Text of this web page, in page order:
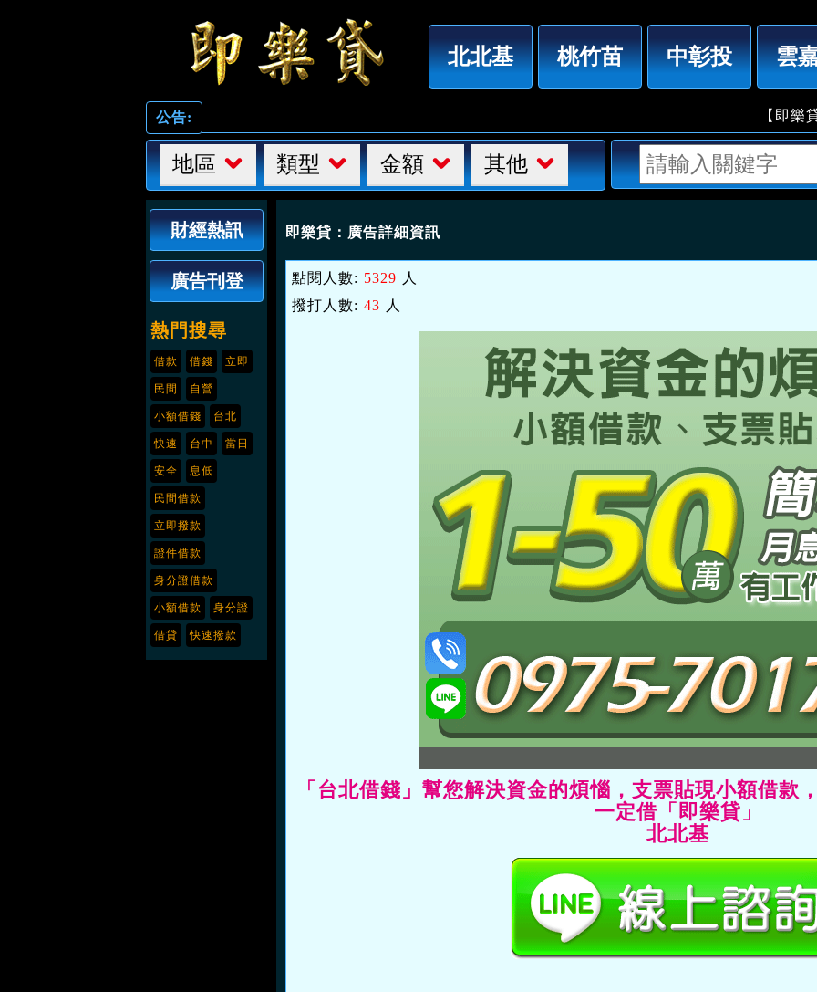
「台北借錢」幫您解決資金的煩惱，支票貼現小額借款
北北基 桃竹苗 中彰投 雲
公告: 【即樂貸】
地區 類型 金額 其他
財經熱訊
廣告刊登
熱門搜尋
借款 借錢 立即
民間 自營
小額借錢 台北
快速 台中 當日
安全 息低
民間借款
立即撥款
證件借款
身分證借款
小額借款 身分證
借貸 快速撥款
即樂貸： 廣告詳細資訊
點閱人數: 5329 人
撥打人數: 43 人
「台北借錢」幫您解決資金的煩惱，支票貼現小額借款
一定借「即樂貸」
北北基